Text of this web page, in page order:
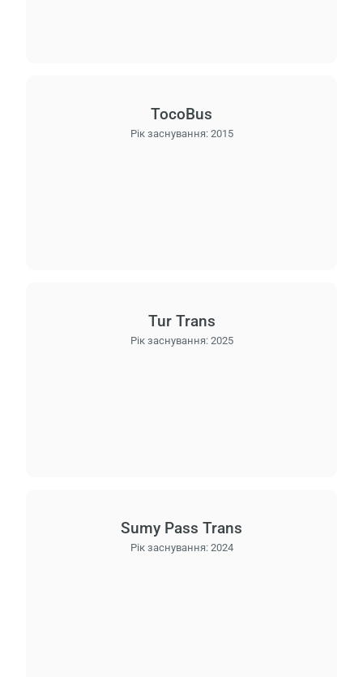
TocoBus
Рік заснування: 2015
Tur Trans
Рік заснування: 2025
Sumy Pass Trans
Рік заснування: 2024